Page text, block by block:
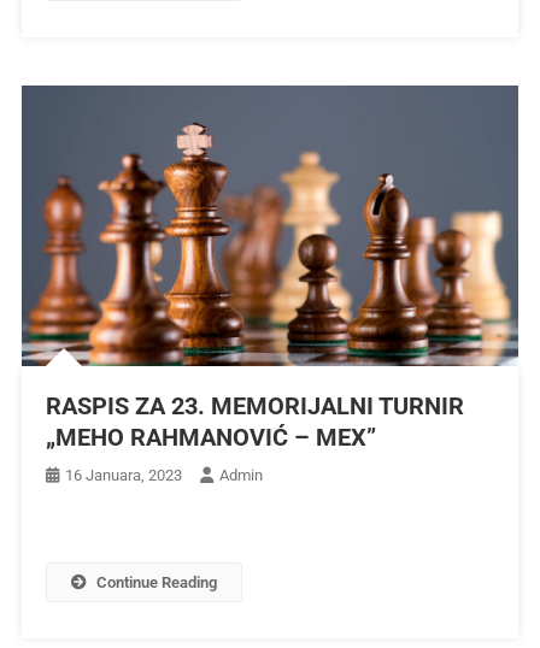
RASPIS ZA 23. MEMORIJALNI TURNIR
„MEHO RAHMANOVIĆ – MEX”
16 Januara, 2023 Admin
Continue Reading